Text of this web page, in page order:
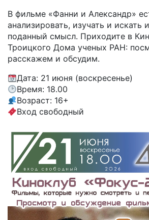
В фильме «Фанни и Александр»
анализировать, изучать и искать
поданный смысл. Приходите в
Троицкого Дома ученых РАН:
расскажем и обсудим.
Дата: 21 июня (воскресенье)
Время: 18.00
Возраст: 16+
Вход свободный